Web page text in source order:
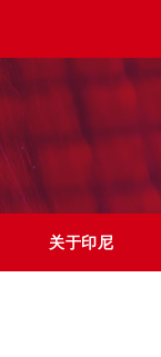
关于印尼